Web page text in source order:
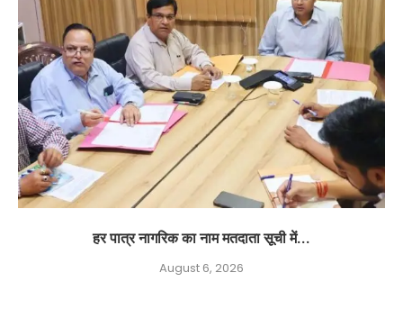
हर पात्र नागरिक का नाम मतदाता सूची में...
August 6, 2026